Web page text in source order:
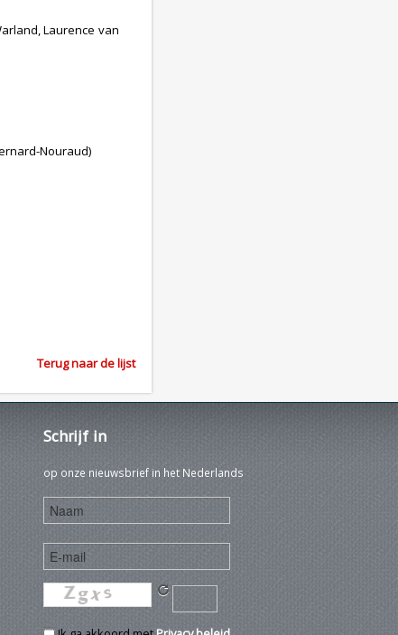
Laurence van
Nouraud)
Terug naar de lijst
Schrijf in
op onze nieuwsbrief in het Nederlands